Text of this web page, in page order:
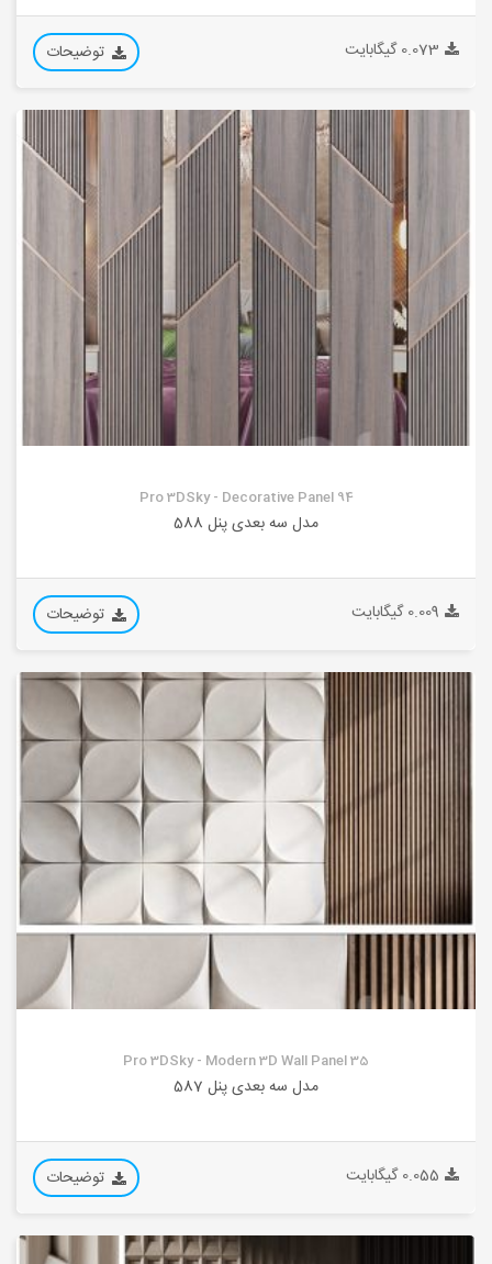
0.073 گیگابایت توضیحات
Pro 3DSky - Decorative Panel 94
مدل سه بعدی پنل 588
0.009 گیگابایت توضیحات
Pro 3DSky - Modern 3D Wall Panel 35
مدل سه بعدی پنل 587
0.055 گیگابایت توضیحات